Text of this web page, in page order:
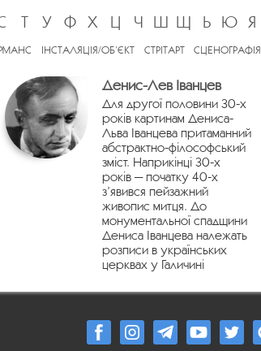
Т У Ф Х Ц Ч Ш Щ Ь Ю Я
ІНСТАЛЯЦІЯ/ОБ’ЄКТ СТРІТАРТ СЦЕНОГРАФІЯ
Денис-Лев Іванцев
Для другої половини 30-х
років картинам Дениса-
Льва Іванцева притаманний
абстрактно-філософський
зміст. Наприкінці 30-х
років — початку 40-х
з’явився пейзажний
живопис митця. До
монументальної спадщини
Дениса Іванцева належать
розписи в українських
церквах у Галичині